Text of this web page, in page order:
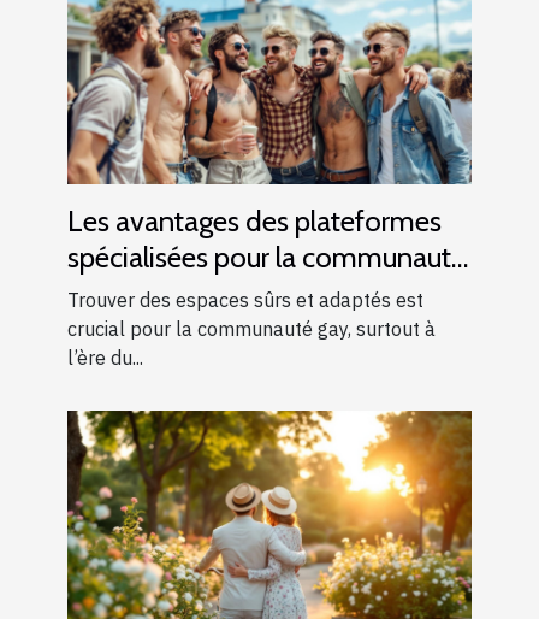
Les avantages des plateformes
spécialisées pour la communauté
gay
Trouver des espaces sûrs et adaptés est
crucial pour la communauté gay, surtout à
l’ère du...